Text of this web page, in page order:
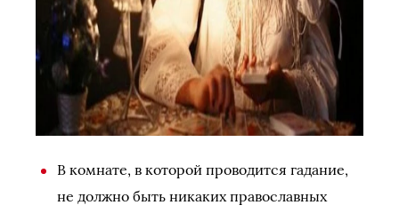
В комнате, в которой проводится гадание,
не должно быть никаких православных